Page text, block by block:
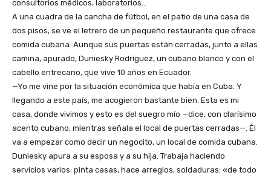
consultorios médicos, laboratorios…
A una cuadra de la cancha de fútbol, en el patio de una casa de
dos pisos, se ve el letrero de un pequeño restaurante que ofrece
comida cubana. Aunque sus puertas están cerradas, junto a ellas
camina, apurado, Duniesky Rodríguez, un cubano blanco y con el
cabello entrecano, que vive 10 años en Ecuador.
—Yo me vine por la situación económica que había en Cuba. Y
llegando a este país, me acogieron bastante bien. Esta es mi
casa, donde vivimos y esto es del suegro mío —dice, con clarísimo
acento cubano, mientras señala el local de puertas cerradas—. Él
va a empezar como decir un negocito, un local de comida cubana.
Duniesky apura a su esposa y a su hija. Trabaja haciendo
servicios varios: pinta casas, hace arreglos, soldaduras: «de todo